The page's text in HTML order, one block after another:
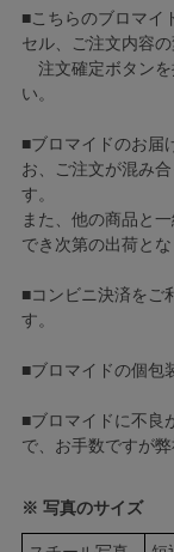
■こちらのブロマイ
セル、ご注文内容
注文確定ボタンを
い。
■ブロマイドのお届
お、ご注文が混み
す。
また、他の商品と
でき次第の出荷と
■コンビニ決済をご
す。
■ブロマイドの個包
■ブロマイドに不良
で、お手数ですが
※ 写真のサイズ